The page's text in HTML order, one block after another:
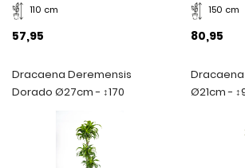
110 cm
57,95
150 cm
80,95
Dracaena Deremensis
Dorado Ø27cm - ↕170
Ø21cm -